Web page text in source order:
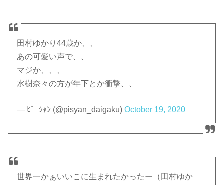
田村ゆかり44歳か、、
あの可愛い声で、、
マジか、、、
水樹奈々の方が年下とか衝撃、、
— ﾋﾟｰｼｬﾝ (@pisyan_daigaku)October 19, 2020
世界一かぁいいこに生まれたかったー（田村ゆか